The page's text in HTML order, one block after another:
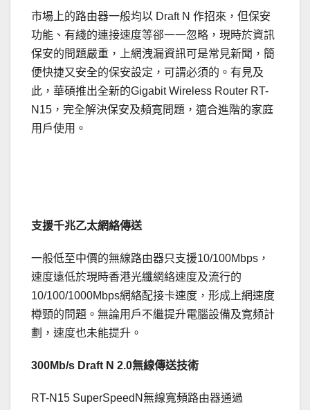
市場上的路由器一般均以 Draft N 作招來，但保安
功能、有綫的連接速度等郤一一忽略，現時於資訊
保安的問題嚴重，上網洩漏資訊可是常見新聞，簡
便快捷又安全的保安設定，可謂必須的。有見及
此，華碩推出全新的Gigabit Wireless Router RT-
N15，完全解決保安及頻寛問題，適合進階的家庭
用戶使用。
支援千兆乙太網絡傳送
一般低至中價的無線路由器只支援10/100Mbps，
速度遠低於現時香港光纖網絡速度及流行的
10/100/1000Mbps網絡配接卡速度，形成上網速度
樽頸的問題。無論用戶不繼提升電腦設備及寛頻計
劃，速度也未能提升。
300Mb/s Draft N 2.0無線傳送技術
RT-N15 SuperSpeedN無線寬頻路由器通過